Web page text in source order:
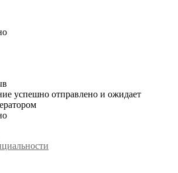
успешно отправлено и ожидает